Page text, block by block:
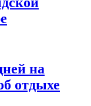
на
отдыхе